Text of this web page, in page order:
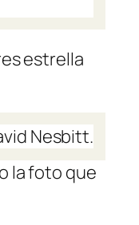
estrella
la foto que